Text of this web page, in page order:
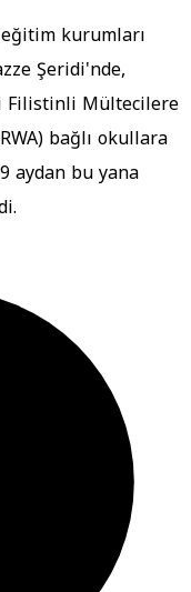
kurumları
Şeridi'nde,
Filistinli Mültecilere
bağlı okullara
aydan bu yana